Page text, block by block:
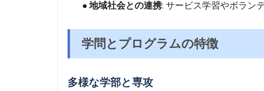
地域社会との連携: サービス学習やボラン
学問とプログラムの特徴
多様な学部と専攻